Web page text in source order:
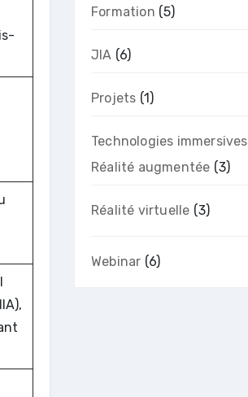
Formation (5)
JIA (6)
Projets (1)
Technologies immersives
Réalité augmentée (3)
Réalité virtuelle (3)
Webinar (6)